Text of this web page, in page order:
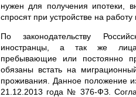
нужен для получения ипотеки,
спросят при устройстве на работу
По законодательству
иностранцы, а так же лица
пребывающие или постоянно
обязаны встать на
проживания. Данное положение
21.12.2013 года № 376-ФЗ.